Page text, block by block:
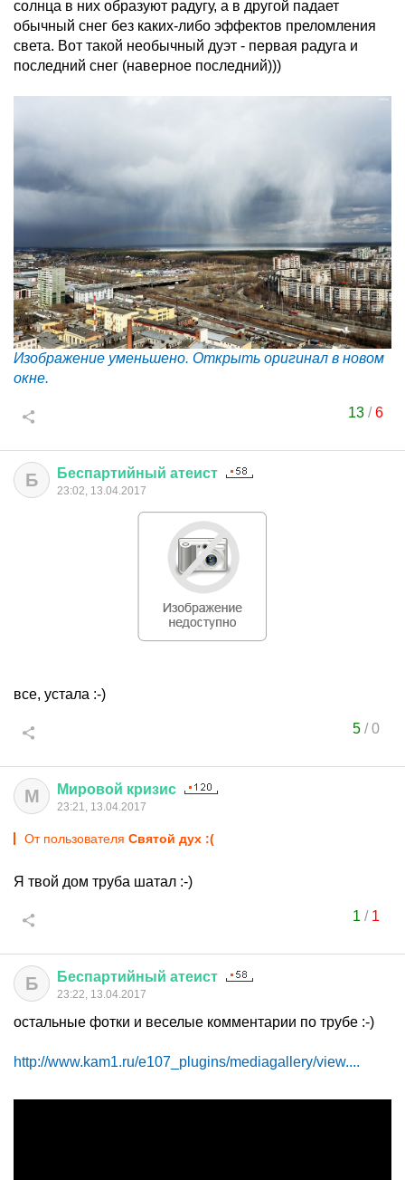
солнца в них образуют радугу, а в другой падает
обычный снег без каких-либо эффектов преломления
света. Вот такой необычный дуэт - первая радуга и
последний снег (наверное последний)))
Изображение уменьшено. Открыть оригинал в новом
окне.
13 /6
Б Беспартийный атеист
23:02, 13.04.2017
все, устала :-)
5/0
М Мировой кризис
23:21, 13.04.2017
От пользователя Святой дух :(
Я твой дом труба шатал :-)
1 / 1
Б Беспартийный атеист
23:22, 13.04.2017
остальные фотки и веселые комментарии по трубе :-)
http://www.kam1.ru/e107_plugins/mediagallery/view....